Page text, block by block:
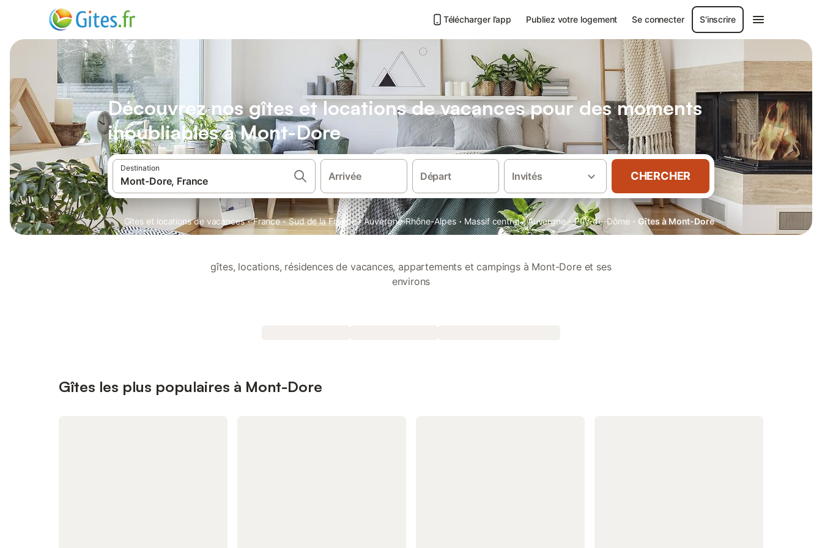
Télécharger l’app Publiez votre logement Se connecter S'inscrire
Découvrez nos gîtes et locations de vacances pour des moments
inoubliables à Mont-Dore
Destination
Arrivée Départ Invités CHERCHER
Gîtes et locations de vacances · France · Sud de la France · Auvergne-Rhône-Alpes · Massif central · Auvergne · Puy-de-Dôme · Gîtes à Mont-Dore
gîtes, locations, résidences de vacances, appartements et campings à Mont-Dore et ses
environs
Gîtes les plus populaires à Mont-Dore